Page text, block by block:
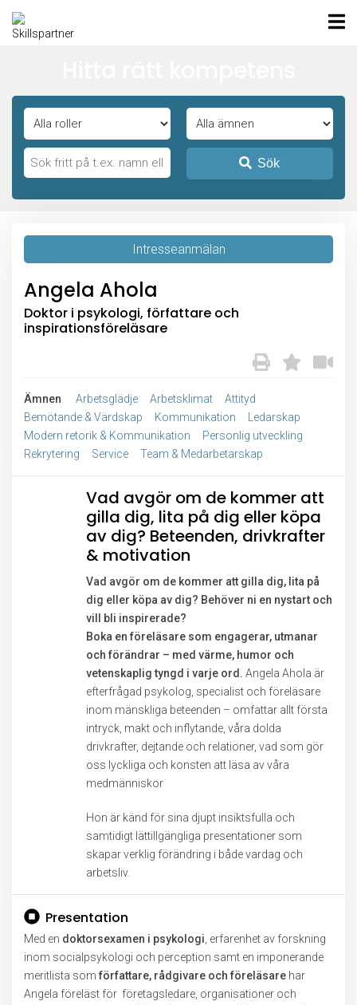
Sök
Intresseanmälan
Angela Ahola
Doktor i psykologi, författare och
inspirationsföreläsare
Ämnen Arbetsglädje Arbetsklimat
Attityd
Bemötande & Värdskap
Kommunikation
Ledarskap
Modern retorik & Kommunikation
Personlig utveckling
Rekrytering
Service Team & Medarbetarskap
Vad avgör om de kommer att
gilla dig, lita på dig eller köpa
av dig? Beteenden, drivkrafter
& motivation
Vad avgör om de kommer att gilla dig, lita på
dig eller köpa av dig? Behöver ni en nystart och
vill bli inspirerade?
Boka en föreläsare som engagerar, utmanar
och förändrar – med värme, humor och
vetenskaplig tyngd i varje ord. Angela Ahola är
efterfrågad psykolog, specialist och föreläsare
inom mänskliga beteenden – omfattar allt första
intryck, makt och inflytande, våra dolda
drivkrafter, dejtande och relationer, vad som gör
oss lyckliga och konsten att läsa av våra
medmänniskor
Hon är känd för sina djupt insiktsfulla och
samtidigt lättillgängliga presentationer som
skapar verklig förändring i både vardag och
arbetsliv.
Presentation
Med en doktorsexamen i psykologi , erfarenhet av forskning
inom socialpsykologi och perception samt en imponerande
meritlista somförfattare, rådgivare och föreläsare har
Angela föreläst för företagsledare, organisationer och